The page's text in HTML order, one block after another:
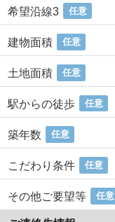
希望沿線3 任意
建物面積 任意
土地面積 任意
駅からの徒歩 任意
築年数 任意
こだわり条件 任意
その他ご要望等 任意